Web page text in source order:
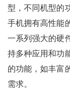
型，不同机型的
手机拥有高性能
一系列强大的硬
持多种应用和功
的功能，如丰富
需求。